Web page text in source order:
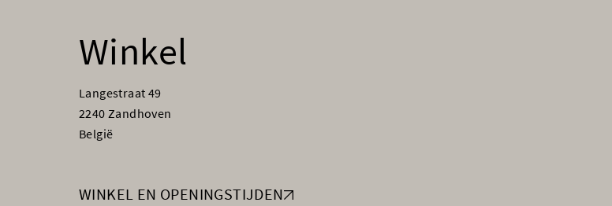
Winkel
Langestraat 49
2240 Zandhoven
België
WINKEL EN OPENINGSTIJDEN